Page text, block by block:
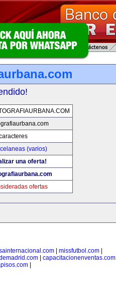
(varios)
una oferta!
ofertas
missfutbol.com
capacitacionenventas.com